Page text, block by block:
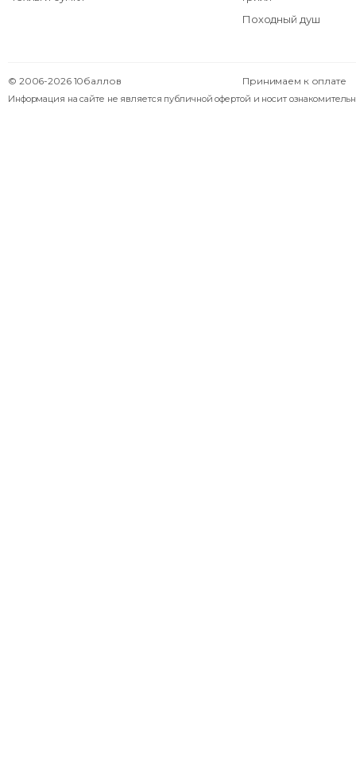
Походный душ
© 2006-2026 10баллов Принимаем к оплате
Информация на сайте не является публичной офертой и носит